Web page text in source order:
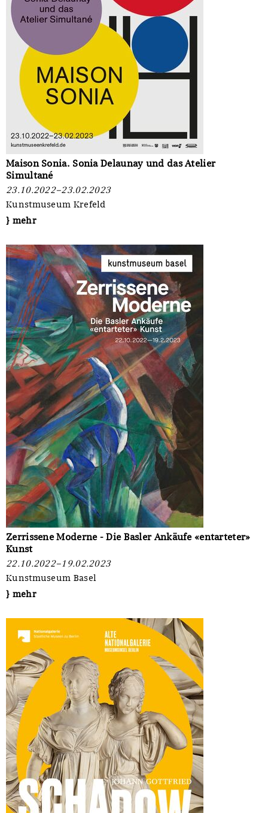
Maison Sonia. Sonia Delaunay und das Atelier
Simultané
23.10.2022–23.02.2023
Kunstmuseum Krefeld
} mehr
Zerrissene Moderne - Die Basler Ankäufe «entarteter»
Kunst
22.10.2022–19.02.2023
Kunstmuseum Basel
} mehr